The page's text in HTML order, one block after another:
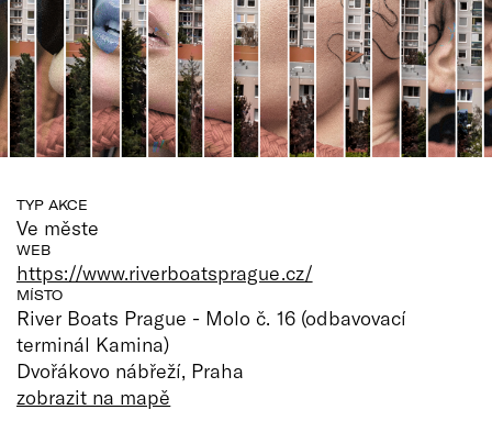
TYP AKCE
Ve měste
WEB
https://www.riverboatsprague.cz/
MÍSTO
River Boats Prague - Molo č. 16 (odbavovací
terminál Kamina)
Dvořákovo nábřeží, Praha
zobrazit na mapě